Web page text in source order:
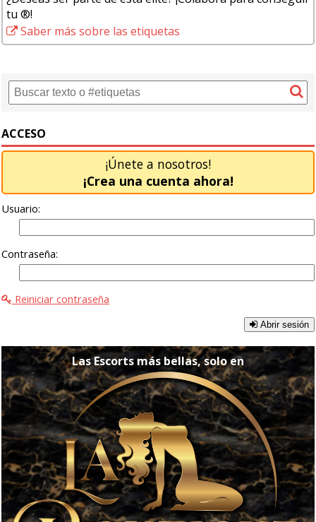
tu ®!
Saber más sobre las etiquetas
ACCESO
¡Únete a nosotros!
¡Crea una cuenta ahora!
Usuario:
Contraseña:
Reiniciar contraseña
Abrir sesión
Las Escorts más bellas, solo en